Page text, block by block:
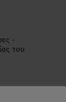
-
του